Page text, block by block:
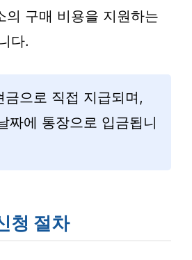
의 구매 비용을 지원하는
다.
금으로 직접 지급되며,
짜에 통장으로 입금됩니
청 절차